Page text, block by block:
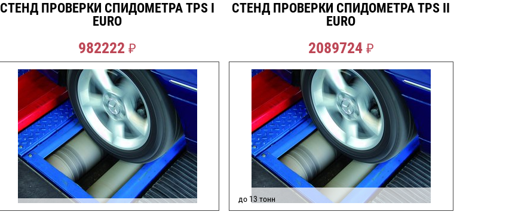
СТЕНД ПРОВЕРКИ СПИДОМЕТРА TPS I
EURO
982222 ₽
СТЕНД ПРОВЕРКИ СПИДОМЕТРА TPS II
EURO
2089724 ₽
до 13 тонн